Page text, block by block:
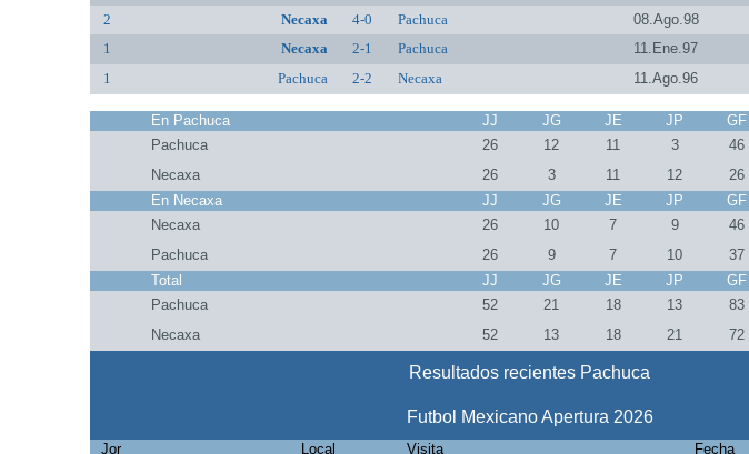
2
Necaxa 4-0 Pachuca 08.Ago.98
1
Necaxa 2-1 Pachuca 11.Ene.97
1
Pachuca 2-2 Necaxa 11.Ago.96
En Pachuca JJ JG JE JP GF
Pachuca
26 12 11 3 46
Necaxa
26 3 11 12 26
En Necaxa
JJ JG JE JP GF
Necaxa
26 10 7 9 46
Pachuca
26 9 7 10 37
Total
JJ JG JE JP GF
Pachuca
52 21 18 13 83
Necaxa
52 13 18 21 72
Resultados recientes Pachuca
Futbol Mexicano Apertura 2026
Jor Local Visita Fecha